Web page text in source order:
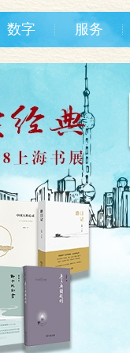
数字 服务